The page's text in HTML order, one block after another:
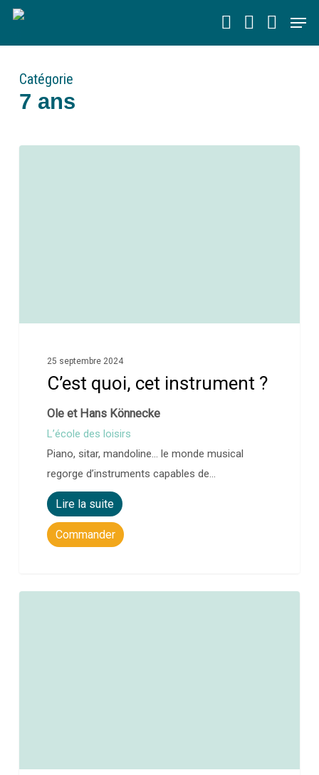
Skip
main
Catégorie
7 ans
25 septembre 2024
C’est quoi, cet instrument ?
Ole et Hans Könnecke
L’école des loisirs
Piano, sitar, mandoline… le monde musical
regorge d’instruments capables de…
Lire la suite
Commander